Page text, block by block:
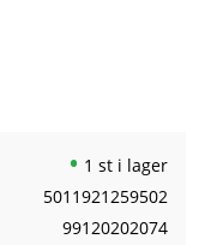
1 st i lager
5011921259502
99120202074